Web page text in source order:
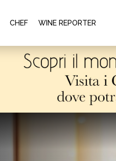
CHEF WINE REPORTER